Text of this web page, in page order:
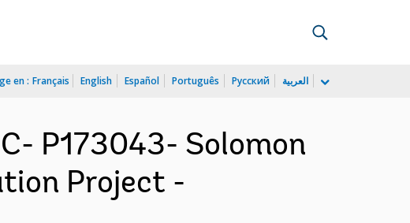
en : Français English Español Português Русский العربية
P173043- Solomon
Project -